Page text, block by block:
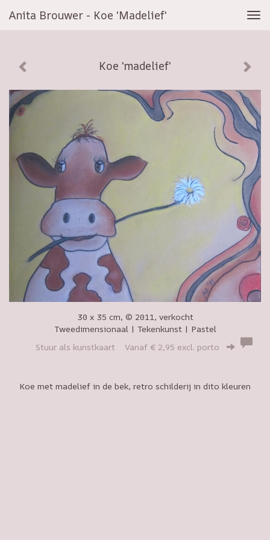
Anita Brouwer - Koe 'madelief'
Koe 'madelief'
30 x 35 cm, © 2011, verkocht
Tweedimensionaal | Tekenkunst | Pastel
Stuur als kunstkaart Vanaf € 2,95 excl. porto
Koe met madelief in de bek, retro schilderij in dito kleuren